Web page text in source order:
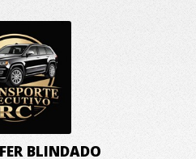
BLINDADO